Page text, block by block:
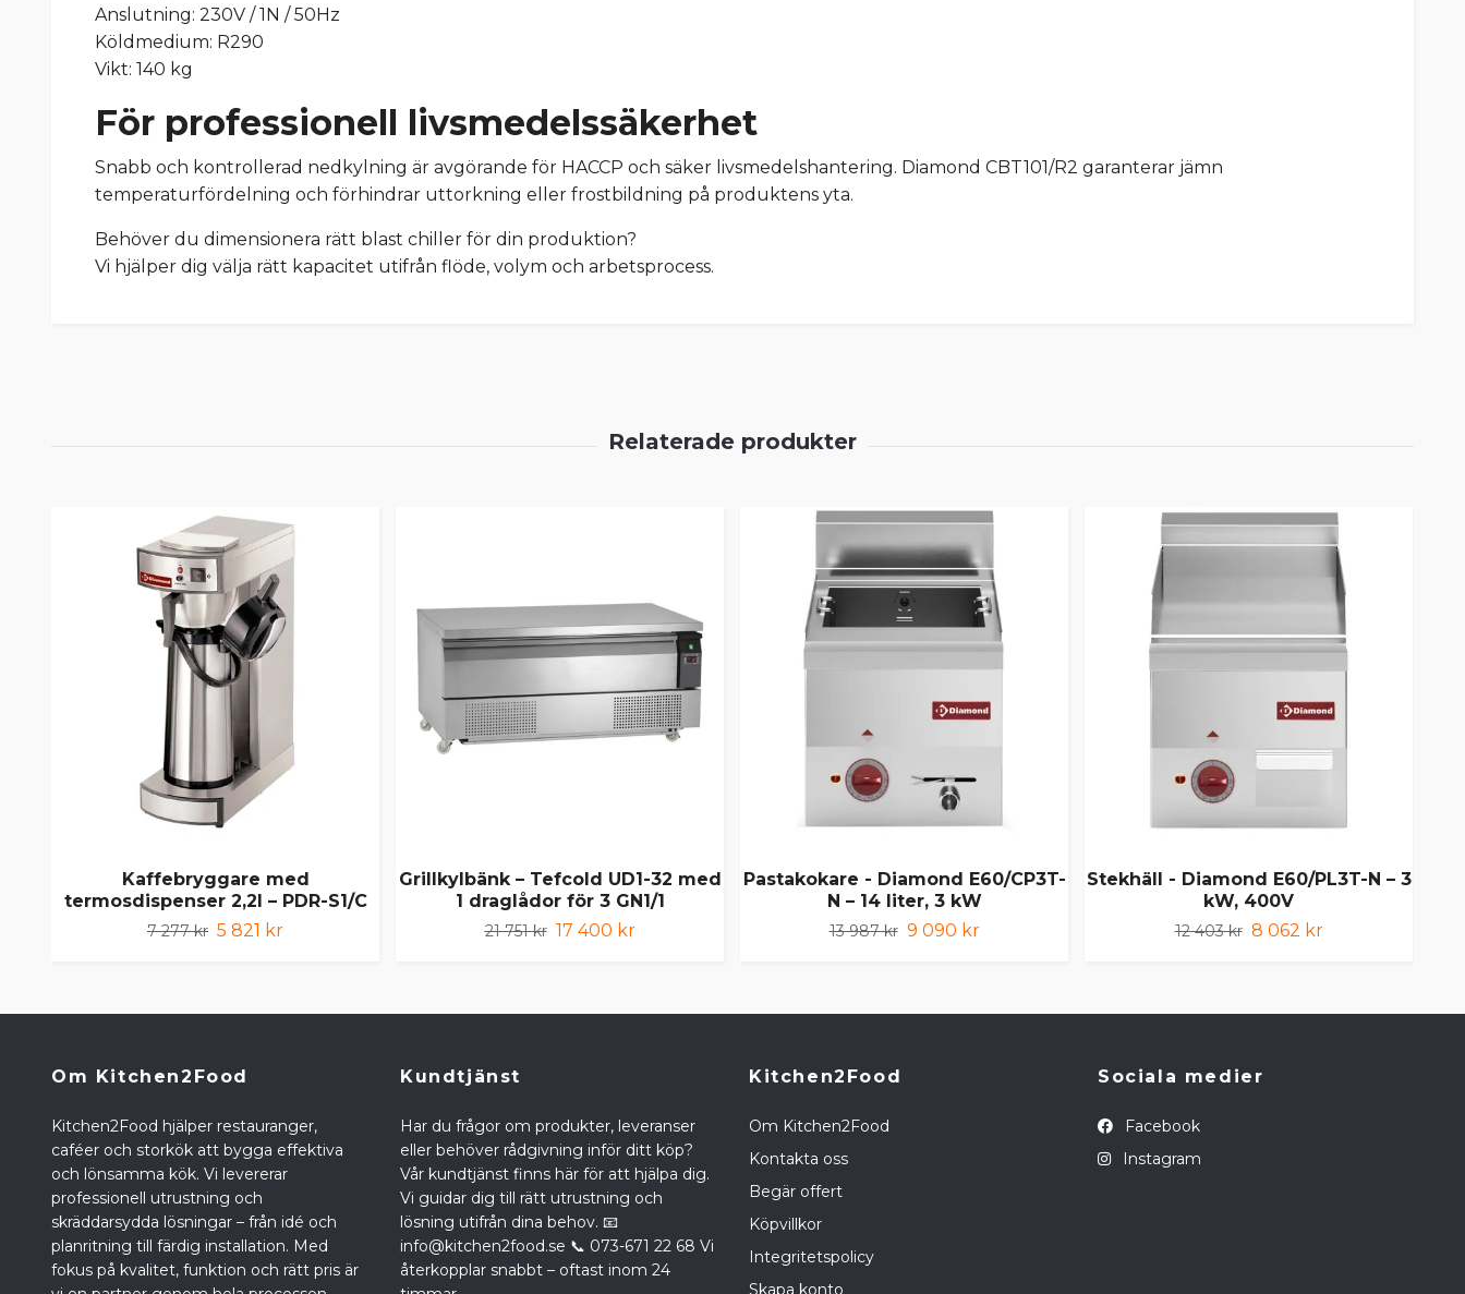
Anslutning: 230V / 1N / 50Hz
Köldmedium: R290
Vikt: 140 kg
För professionell livsmedelssäkerhet
Snabb och kontrollerad nedkylning är avgörande för HACCP och säker livsmedelshantering. Diamond CBT101/R2 garanterar jämn
temperaturfördelning och förhindrar uttorkning eller frostbildning på produktens yta.
Behöver du dimensionera rätt blast chiller för din produktion?
Vi hjälper dig välja rätt kapacitet utifrån flöde, volym och arbetsprocess.
Kaffebryggare med
termosdispenser 2,2l – PDR-S1/C
7 277 kr 5 821 kr
Grillkylbänk – Tefcold UD1-32 med
1 draglådor för 3 GN1/1
21 751 kr 17 400 kr
Pastakokare - Diamond E60/CP3T-
N – 14 liter, 3 kW
13 987 kr 9 090 kr
Stekhäll - Diamond E60/PL3T-N – 3
kW, 400V
12 403 kr 8 062 kr
Om Kitchen2Food
Kitchen2Food hjälper restauranger,
caféer och storkök att bygga effektiva
och lönsamma kök. Vi levererar
professionell utrustning och
skräddarsydda lösningar – från idé och
planritning till färdig installation. Med
fokus på kvalitet, funktion och rätt pris är
Kundtjänst
Har du frågor om produkter, leveranser
eller behöver rådgivning inför ditt köp?
Vår kundtjänst finns här för att hjälpa dig.
Vi guidar dig till rätt utrustning och
lösning utifrån dina behov. 📧
info@kitchen2food.se 📞 073-671 22 68 Vi
återkopplar snabbt – oftast inom 24
Kitchen2Food
Om Kitchen2Food
Kontakta oss
Begär offert
Köpvillkor
Integritetspolicy
Skapa konto
Sociala medier
Facebook
Instagram